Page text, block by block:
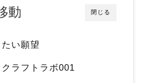
閉じる
動
い願望
ラフトラボ001